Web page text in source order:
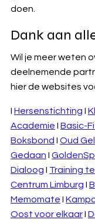
doen.
Dank aan
Wil je meer weten
deelnemende
hier de websites
I Hersenstichting I
Academie I Basic-
Boksbond I Oud
Gedaan I
Dialoog I Training
Centrum Limburg I
Memomate I
Oost voor elkaar I